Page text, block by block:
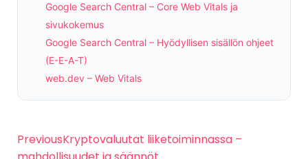
Google Search Central – Core Web Vitals ja
sivukokemus
Google Search Central – Hyödyllisen sisällön ohjeet
(E-E-A-T)
web.dev – Web Vitals
PreviousKryptovaluutat liiketoiminnassa –